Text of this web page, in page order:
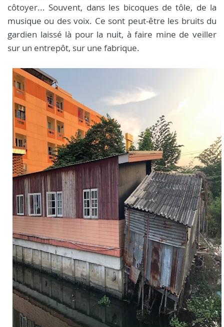
côtoyer... Souvent, dans les bicoques de tôle, de la
musique ou des voix. Ce sont peut-être les bruits du
gardien laissé là pour la nuit, à faire mine de veiller
sur un entrepôt, sur une fabrique.